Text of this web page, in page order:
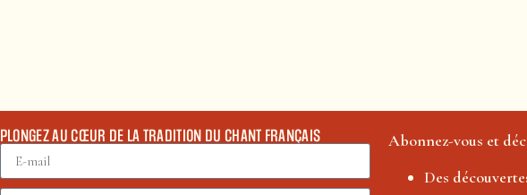
PLONGEZ AU CŒUR DE LA TRADITION DU CHANT FRANÇAIS
Abonnez-vous et
Des